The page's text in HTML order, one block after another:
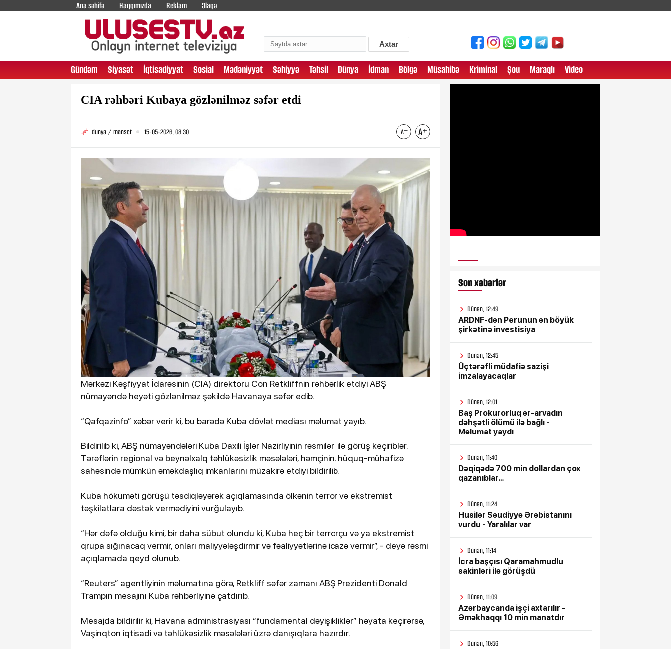
Ana səhifə Haqqımızda Reklam Əlaqə
Axtar
Gündəm Siyasət İqtisadiyyat Sosial Mədəniyyət Səhiyyə Təhsil Dünya İdman Bölgə Müsahibə Kriminal Şou Maraqlı Video
CIA rəhbəri Kubaya gözlənilməz səfər etdi
dunya / manset 15-05-2026, 08:30
Mərkəzi Kəşfiyyat İdarəsinin (CIA) direktoru Con Retkliffnin rəhbərlik etdiyi ABŞ
nümayəndə heyəti gözlənilməz şəkildə Havanaya səfər edib.
“Qafqazinfo” xəbər verir ki, bu barədə Kuba dövlət mediası məlumat yayıb.
Bildirilib ki, ABŞ nümayəndələri Kuba Daxili İşlər Nazirliyinin rəsmiləri ilə görüş keçiriblər.
Tərəflərin regional və beynəlxalq təhlükəsizlik məsələləri, həmçinin, hüquq-mühafizə
sahəsində mümkün əməkdaşlıq imkanlarını müzakirə etdiyi bildirilib.
Kuba hökuməti görüşü təsdiqləyərək açıqlamasında ölkənin terror və ekstremist
təşkilatlara dəstək vermədiyini vurğulayıb.
“Hər dəfə olduğu kimi, bir daha sübut olundu ki, Kuba heç bir terrorçu və ya ekstremist
qrupa sığınacaq vermir, onları maliyyələşdirmir və fəaliyyətlərinə icazə vermir”, - deyə rəsmi
açıqlamada qeyd olunub.
“Reuters” agentliyinin məlumatına görə, Retkliff səfər zamanı ABŞ Prezidenti Donald
Trampın mesajını Kuba rəhbərliyinə çatdırıb.
Mesajda bildirilir ki, Havana administrasiyası “fundamental dəyişikliklər” həyata keçirərsə,
Vaşinqton iqtisadi və təhlükəsizlik məsələləri üzrə danışıqlara hazırdır.
Son xəbərlər
Dünən, 12:49
ARDNF-dən Perunun ən böyük
şirkətinə investisiya
Dünən, 12:45
Üçtərəfli müdafiə sazişi
imzalayacaqlar
Dünən, 12:01
Baş Prokurorluq ər-arvadın
dəhşətli ölümü ilə bağlı -
Məlumat yaydı
Dünən, 11:40
Dəqiqədə 700 min dollardan çox
qazanıblar…
Dünən, 11:24
Husilər Səudiyyə Ərəbistanını
vurdu - Yaralılar var
Dünən, 11:14
İcra başçısı Qaramahmudlu
sakinləri ilə görüşdü
Dünən, 11:09
Azərbaycanda işçi axtarılır -
Əməkhaqqı 10 min manatdır
Dünən, 10:56